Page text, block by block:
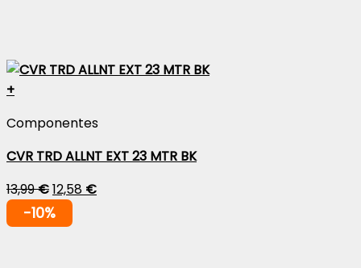
+
Componentes
CVR TRD ALLNT EXT 23 MTR BK
13,99€12,58 €
-10%